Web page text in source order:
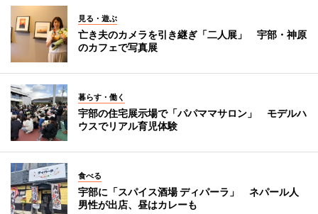
見る・遊ぶ
亡き夫のカメラを引き継ぎ「二人展」 宇部・神原
のカフェで写真展
暮らす・働く
宇部の住宅展示場で「パパママサロン」 モデルハ
ウスでリアル育児体験
食べる
宇部に「スパイス酒場 ディパーラ」 ネパール人
男性が出店、昼はカレーも